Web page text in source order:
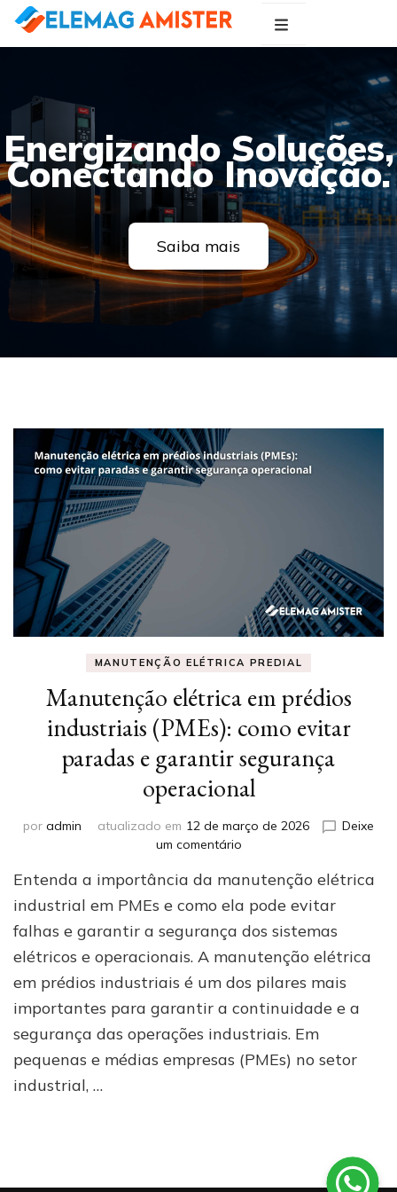
Energizando Soluções,
Conectando Inovação.
Saiba mais
MANUTENÇÃO ELÉTRICA PREDIAL
Manutenção elétrica em prédios
industriais (PMEs): como evitar
paradas e garantir segurança
operacional
por admin atualizado em 12 de março de 2026
Deixe
um comentárioem
elétrica
em
prédios
industriais
(PMEs):
como
evitar
paradas
e
segurança
Entenda a importância da manutenção elétrica
industrial em PMEs e como ela pode evitar
falhas e garantir a segurança dos sistemas
elétricos e operacionais. A manutenção elétrica
em prédios industriais é um dos pilares mais
importantes para garantir a continuidade e a
segurança das operações industriais. Em
pequenas e médias empresas (PMEs) no setor
industrial, …